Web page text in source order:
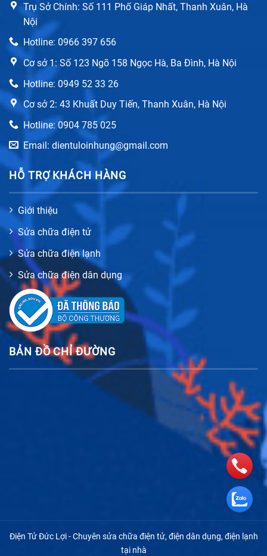
Trụ Sở Chính: Số 111 Phố Giáp Nhất, Thanh Xuân, Hà
Nội
Hotline: 0966 397 656
Cơ sở 1: Số 123 Ngõ 158 Ngọc Hà, Ba Đình, Hà Nội
Hotline: 0949 52 33 26
Cơ sở 2: 43 Khuất Duy Tiến, Thanh Xuân, Hà Nội
Hotline: 0904 785 025
Email: dientuloinhung@gmail.com
HỖ TRỢ KHÁCH HÀNG
Giới thiệu
Sửa chữa điện tử
Sửa chữa điện lạnh
Sửa chữa điện dân dụng
BẢN ĐỒ CHỈ ĐƯỜNG
Điện Tử Đức Lợi - Chuyên sửa chữa điện tử, điện dân dụng, điện lạnh
tại nhà